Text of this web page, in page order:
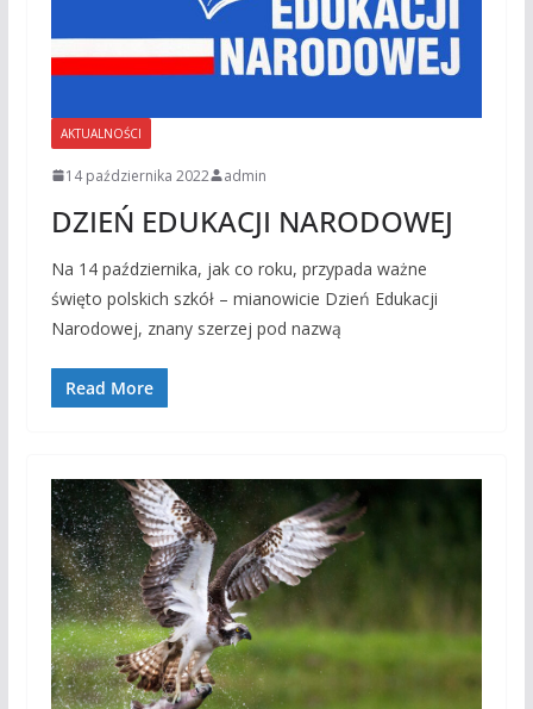
AKTUALNOŚCI
14 października 2022 admin
DZIEŃ EDUKACJI NARODOWEJ
Na 14 października, jak co roku, przypada ważne
święto polskich szkół – mianowicie Dzień Edukacji
Narodowej, znany szerzej pod nazwą
Read More